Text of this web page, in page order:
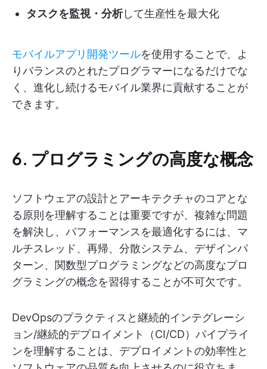
タスクを監視・分析して生産性を最大化
モバイルアプリ開発ツールを使用することで、よ
りバランスのとれたプログラマーになるだけでな
く、進化し続けるモバイル業界に貢献することが
できます。
6. プログラミングの高度な概念
ソフトウェアの設計とアーキテクチャのコアとな
る原則を理解することは重要ですが、複雑な問題
を解決し、パフォーマンスを最適化するには、マ
ルチスレッド、再帰、分散システム、デザインパ
ターン、関数型プログラミングなどの高度なプロ
グラミングの概念を習得することが不可欠です。
DevOpsのプラクティスと継続的インテグレーシ
ョン/継続的デプロイメント（CI/CD）パイプライ
ンを理解することは、デプロイメントの効率性と